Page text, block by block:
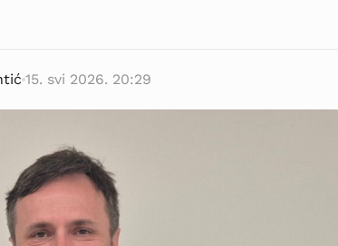
15. svi 2026. 20:29